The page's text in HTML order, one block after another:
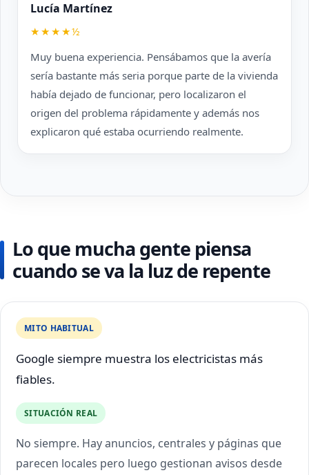
Lucía Martínez
★★★★½
Muy buena experiencia. Pensábamos que la avería
sería bastante más seria porque parte de la vivienda
había dejado de funcionar, pero localizaron el
origen del problema rápidamente y además nos
explicaron qué estaba ocurriendo realmente.
Lo que mucha gente piensa
cuando se va la luz de repente
MITO HABITUAL
Google siempre muestra los electricistas más
fiables.
SITUACIÓN REAL
No siempre. Hay anuncios, centrales y páginas que
parecen locales pero luego gestionan avisos desde